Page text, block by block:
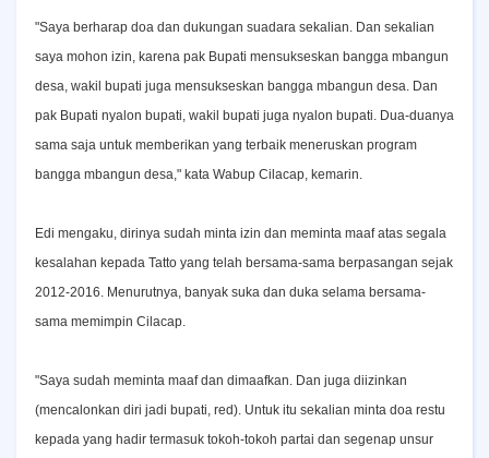
"Saya berharap doa dan dukungan suadara sekalian. Dan sekalian
saya mohon izin, karena pak Bupati mensukseskan bangga mbangun
desa, wakil bupati juga mensukseskan bangga mbangun desa. Dan
pak Bupati nyalon bupati, wakil bupati juga nyalon bupati. Dua-duanya
sama saja untuk memberikan yang terbaik meneruskan program
bangga mbangun desa," kata Wabup Cilacap, kemarin.
Edi mengaku, dirinya sudah minta izin dan meminta maaf atas segala
kesalahan kepada Tatto yang telah bersama-sama berpasangan sejak
2012-2016. Menurutnya, banyak suka dan duka selama bersama-
sama memimpin Cilacap.
"Saya sudah meminta maaf dan dimaafkan. Dan juga diizinkan
(mencalonkan diri jadi bupati, red). Untuk itu sekalian minta doa restu
kepada yang hadir termasuk tokoh-tokoh partai dan segenap unsur